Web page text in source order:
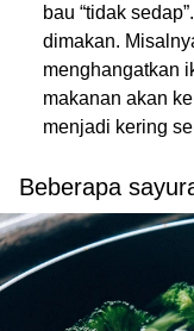
bau “tidak
dimakan.
menghangatkan
makanan akan
menjadi kering
Beberapa